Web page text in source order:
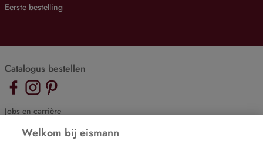
Eerste bestelling
Catalogus bestellen
Jobs en carrière
De eismann blog
Welkom bij eismann